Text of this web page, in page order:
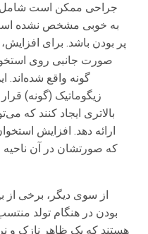
جراحی ممکن است شامل
به خوبی مشخص نشده
پر بودن باشد. برای
صورت جانبی روی
گونه واقع شده‌اند.
زیگوماتیک (گونه)
بالاتری ایجاد کنند که
ارائه دهد. افزایش
که صورتشان در آن ناحیه
از سوی دیگر، برخی از
بودن در هنگام تولد
هستند که یک ظاهر نازک و